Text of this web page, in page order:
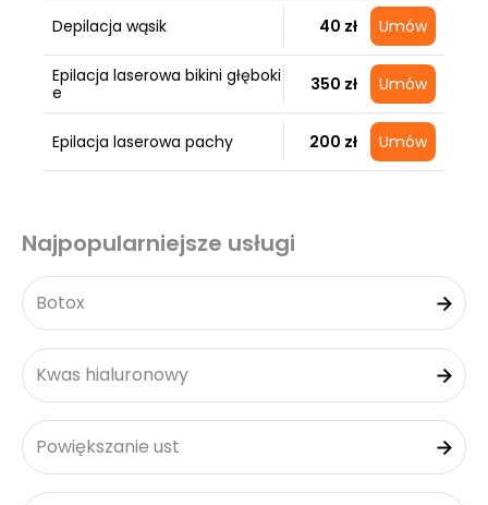
Depilacja wąsik 40 zł Umów
Epilacja laserowa bikini głęboki
e
350 zł Umów
Epilacja laserowa pachy 200 zł Umów
Najpopularniejsze usługi
Botox
Kwas hialuronowy
Powiększanie ust